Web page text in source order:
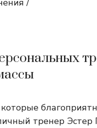
/
тренер Эстер